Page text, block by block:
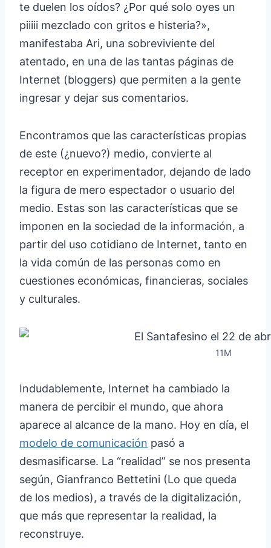
te duelen los oídos? ¿Por qué solo oyes un
piiiii mezclado con gritos e histeria?»,
manifestaba Ari, una sobreviviente del
atentado, en una de las tantas páginas de
Internet (bloggers) que permiten a la gente
ingresar y dejar sus comentarios.
Encontramos que las características propias
de este (¿nuevo?) medio, convierte al
receptor en experimentador, dejando de lado
la figura de mero espectador o usuario del
medio. Estas son las características que se
imponen en la sociedad de la información, a
partir del uso cotidiano de Internet, tanto en
la vida común de las personas como en
cuestiones económicas, financieras, sociales
y culturales.
11M
Indudablemente, Internet ha cambiado la
manera de percibir el mundo, que ahora
aparece al alcance de la mano. Hoy en día, el
modelo de comunicación pasó a
desmasificarse. La “realidad” se nos presenta
según, Gianfranco Bettetini (Lo que queda
de los medios), a través de la digitalización,
que más que representar la realidad, la
reconstruye.